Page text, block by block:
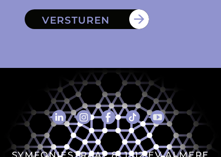
VERSTUREN